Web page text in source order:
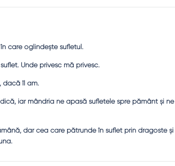
care oglindeşte sufletul.
Unde privesc mă privesc.
dacă îl am.
iar mândria ne apasă sufletele spre pământ şi ne
dar cea care pătrunde în suflet prin dragoste şi